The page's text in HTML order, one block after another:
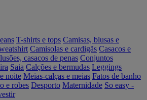
T-shirts e tops Camisas, blusas e
Camisolas e cardigãs Casacos e
casacos de penas Conjuntos
Saia Calções e bermudas Leggings
noite Meias-calças e meias Fatos de banho
e robes Desporto Maternidade So easy -